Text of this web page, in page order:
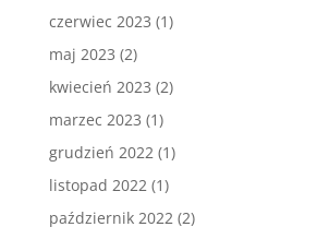
czerwiec 2023 (1)
maj 2023 (2)
kwiecień 2023 (2)
marzec 2023 (1)
grudzień 2022(1)
listopad 2022(1)
październik 2022(2)